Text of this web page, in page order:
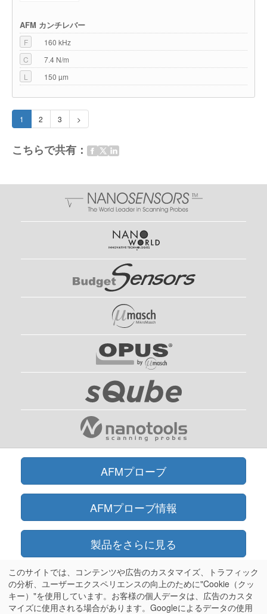
AFM カンチレバー
F
160 kHz
C
7.4 N/m
L
150 µm
1 2 3 >
こちらで共有：
AFMプローブ
AFMプローブ情報
製品をさらに見る
オンラインショップ
このサイトでは、コンテンツや広告のカスタマイズ、トラフィック
の分析、ユーザーエクスペリエンスの向上のために"Cookie（クッ
キー）"を使用しています。お客様の個人データは、広告のカスタ
マイズに使用される場合があります。Googleによるデータの使用